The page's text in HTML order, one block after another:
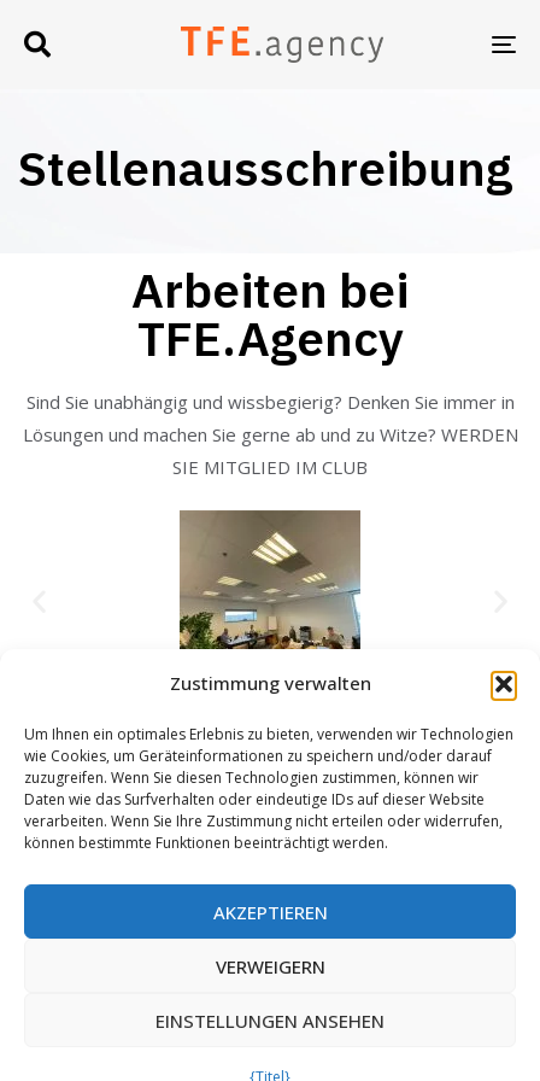
Zustimmung verwalten
Um Ihnen ein optimales Erlebnis zu bieten, verwenden wir Technologien
wie Cookies, um Geräteinformationen zu speichern und/oder darauf
zuzugreifen. Wenn Sie diesen Technologien zustimmen, können wir
Daten wie das Surfverhalten oder eindeutige IDs auf dieser Website
verarbeiten. Wenn Sie Ihre Zustimmung nicht erteilen oder widerrufen,
können bestimmte Funktionen beeinträchtigt werden.
AKZEPTIEREN
VERWEIGERN
EINSTELLUNGEN ANSEHEN
{Titel}
Stellenausschreibung
Arbeiten bei
TFE.Agency
Sind Sie unabhängig und wissbegierig? Denken Sie immer in
Lösungen und machen Sie gerne ab und zu Witze? WERDEN
SIE MITGLIED IM CLUB
(Junior) Marktplatz Projektleiter
TFE ist auf der Suche nach einem Projektleiter. In dieser
behalten den Überblick über die verschiedenen Projekte und
Diese Website verwendet funktionale und
verbessern.
AKZEPTIEREN